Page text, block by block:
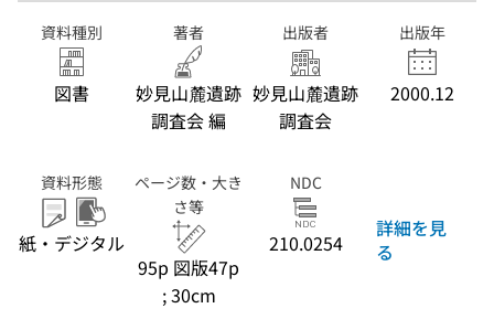
資料種別
図書
著者
妙見山麓遺跡
調査会 編
出版者
妙見山麓遺跡
調査会
出版年
2000.12
資料形態
紙・デジタル
ページ数・大き
さ等
95p 図版47p
; 30cm
NDC
210.0254
詳細を見
る